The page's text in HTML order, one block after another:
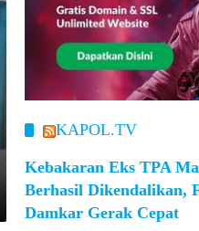
KAPOL.TV
Kebakaran Eks TPA
Berhasil Dikendalikan,
Damkar Gerak Cepat